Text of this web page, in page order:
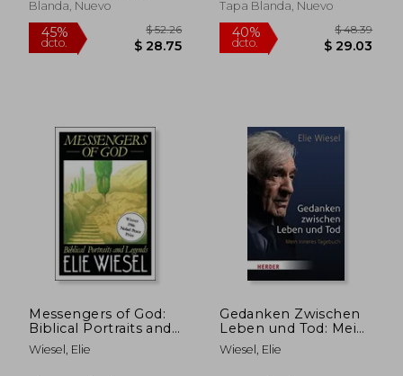
40%
dcto.
45%
dcto.
Blanda, Nuevo
Tapa Blanda, Nuevo
Messengers of God:
Biblical Portraits and
Legends (en Inglés)
Wiesel, Elie
Gedanken Zwischen
Leben und Tod: Mein
Inneres Tagebuch
(en Alemán)
Wiesel, Elie